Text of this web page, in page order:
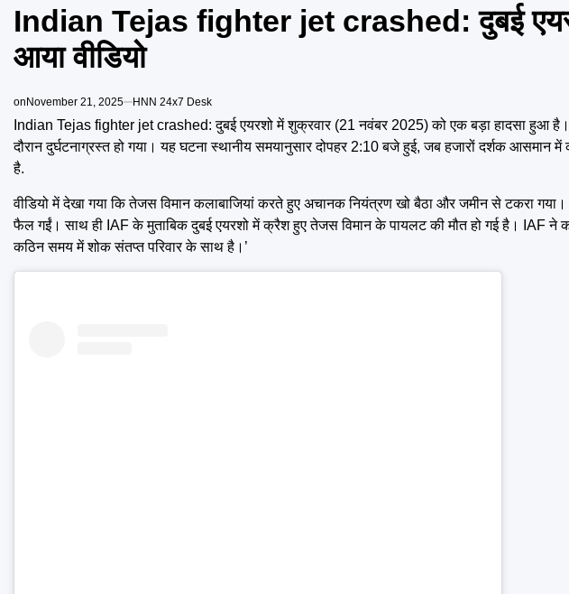
Indian Tejas fighter jet crashed: दुबई
आया वीडियो
onNovember 21, 2025 HNN 24x7 Desk
Indian Tejas fighter jet crashed: दुबई एयरशो में शुक्रवार (21 नवंबर 2025) को एक बड़ा हादसा हुआ
दौरान दुर्घटनाग्रस्त हो गया। यह घटना स्थानीय समयानुसार दोपहर 2:10 बजे हुई, जब हजारों दर्शक
है.
वीडियो में देखा गया कि तेजस विमान कलाबाजियां करते हुए अचानक नियंत्रण खो बैठा और जमीन से टकरा
फैल गईं। साथ ही IAF के मुताबिक दुबई एयरशो में क्रैश हुए तेजस विमान के पायलट की मौत हो गई है। IAF ने
कठिन समय में शोक संतप्त परिवार के साथ है।’